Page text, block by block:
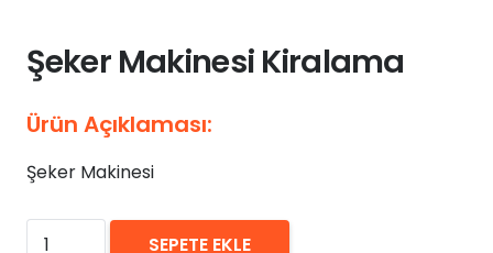
Şeker Makinesi Kiralama
Ürün Açıklaması:
Şeker Makinesi
₺0,00
Şeker
SEPETE EKLE